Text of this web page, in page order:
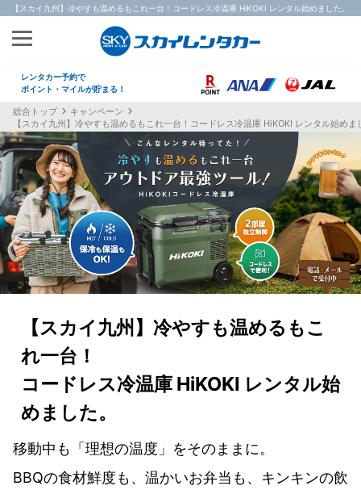
【スカイ九州】冷やすも温めるもこれ一台！コードレス冷温庫 HiKOKI レンタル始めました。
レンタカー予約で
ポイント・マイルが貯まる！
総合トップ
キャンペーン
【スカイ九州】冷やすも温めるもこれ一台！コードレス冷温庫 HiKOKI レンタル始め
【スカイ九州】冷やすも温めるもこ
れ一台！
コードレス冷温庫 HiKOKI レンタル始
めました。
移動中も「理想の温度」をそのままに。
BBQの食材鮮度も、温かいお弁当も、キンキンの飲